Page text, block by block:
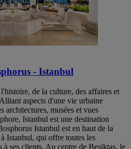
- Istanbul
de la culture, des affaires et
aspects d'une vie urbaine
architectures, musées et vues
Istanbul est une destination
Istanbul est en haut de la
Istanbul, qui offre toutes les
à ses clients. Au centre de Besiktas, le